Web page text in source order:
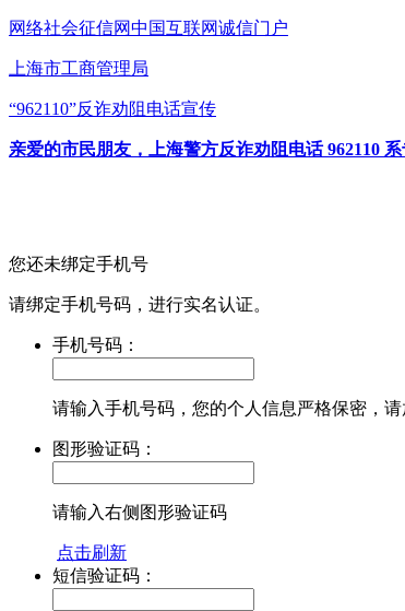
网络社会征信网中国互联网诚信门户
上海市工商管理局
“962110”反诈劝阻电话宣传
亲爱的市民朋友，上海警方反诈劝阻电话 962110
您还未绑定手机号
请绑定手机号码，进行实名认证。
手机号码：
请输入手机号码，您的个人信息严格保密，
图形验证码：
请输入右侧图形验证码
点击刷新
短信验证码：